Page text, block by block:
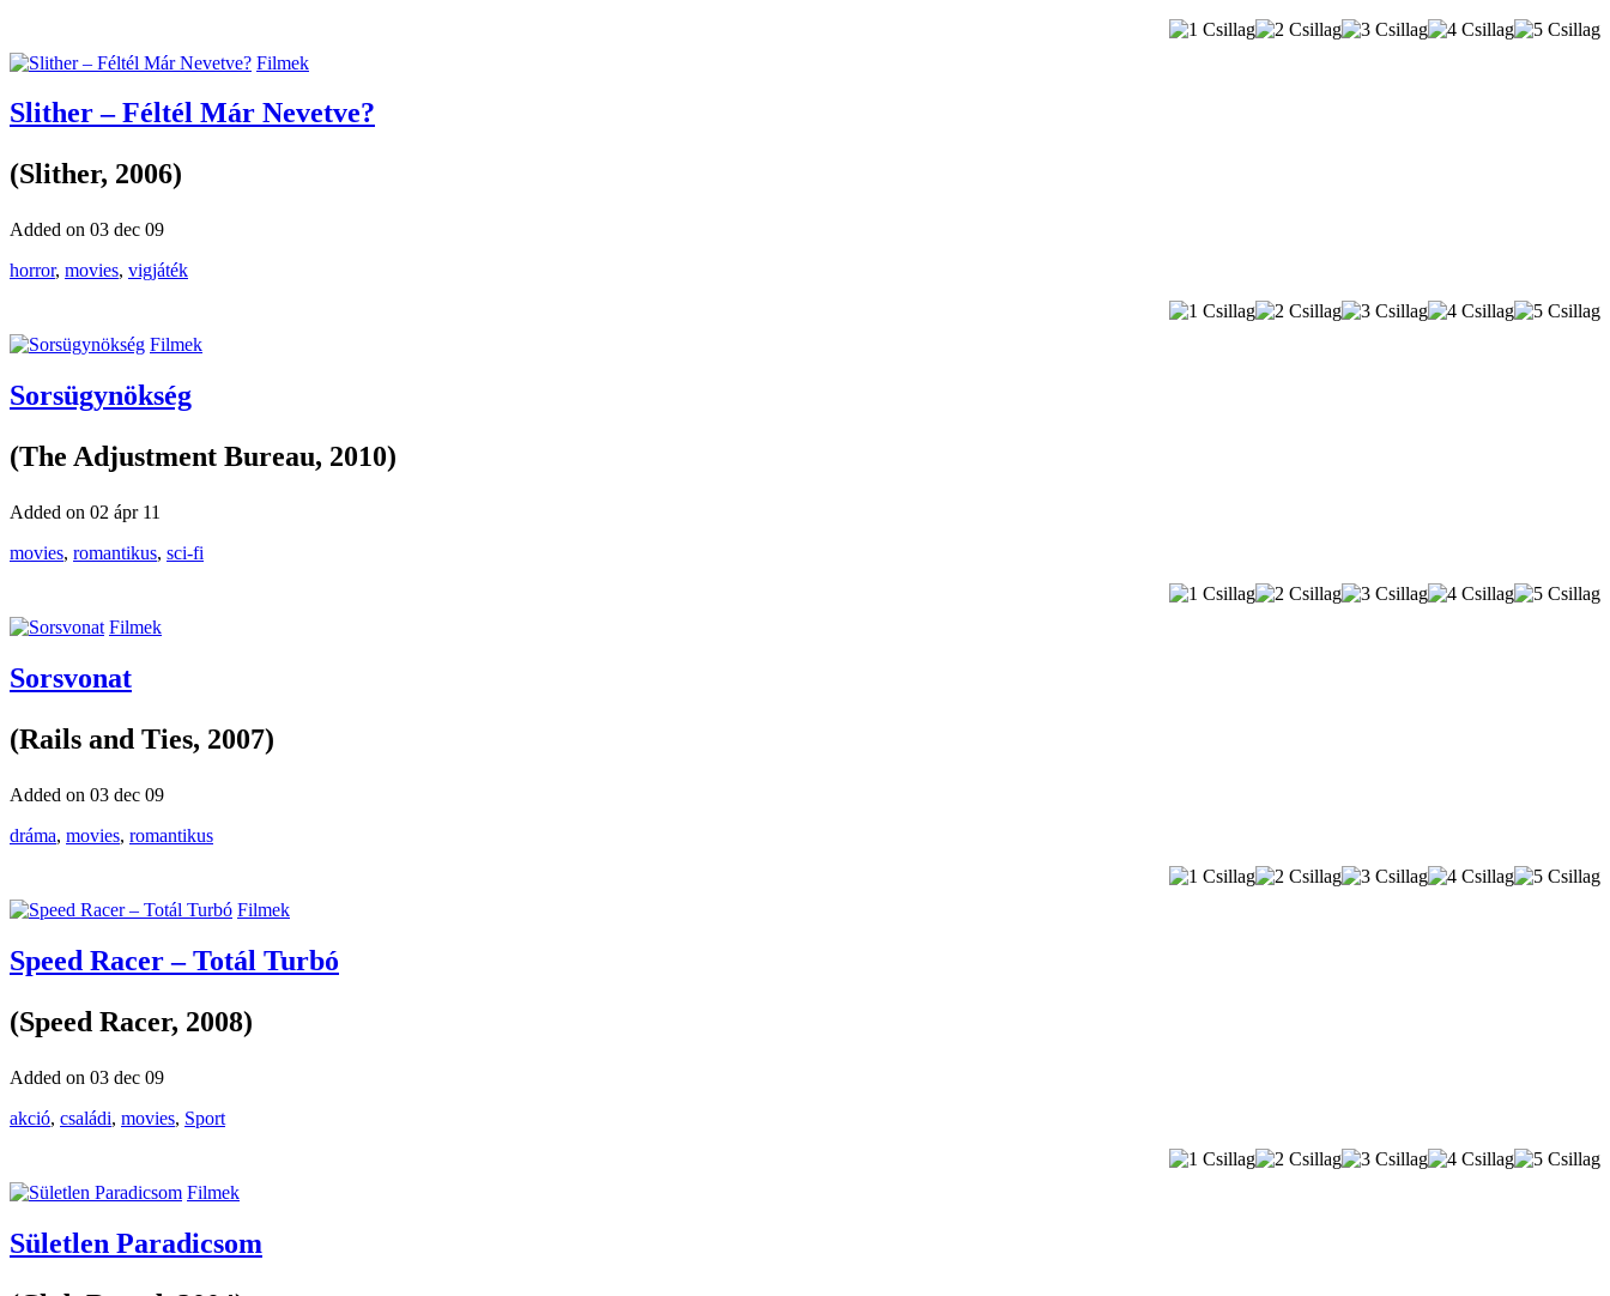
Filmek
Slither – Féltél Már Nevetve?
(Slither, 2006)
Added on 03 dec 09
horror, movies, vigjáték
Filmek
Sorsügynökség
(The Adjustment Bureau, 2010)
Added on 02 ápr 11
movies, romantikus, sci-fi
Filmek
Sorsvonat
(Rails and Ties, 2007)
Added on 03 dec 09
dráma, movies, romantikus
Filmek
Speed Racer – Totál Turbó
(Speed Racer, 2008)
Added on 03 dec 09
akció, családi, movies, Sport
Filmek
Sületlen Paradicsom